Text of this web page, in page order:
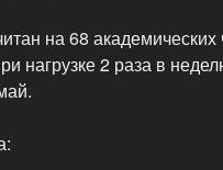
на 68
нагрузке 2 раза в